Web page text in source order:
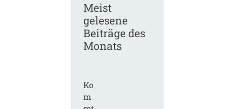
Meist
gelesene
Beiträge des
Monats
Ko
m